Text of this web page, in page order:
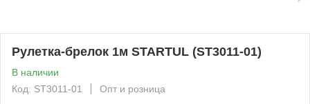
Рулетка-брелок 1м STARTUL (ST3011-01)
В наличии
Код: ST3011-01
Опт и розница